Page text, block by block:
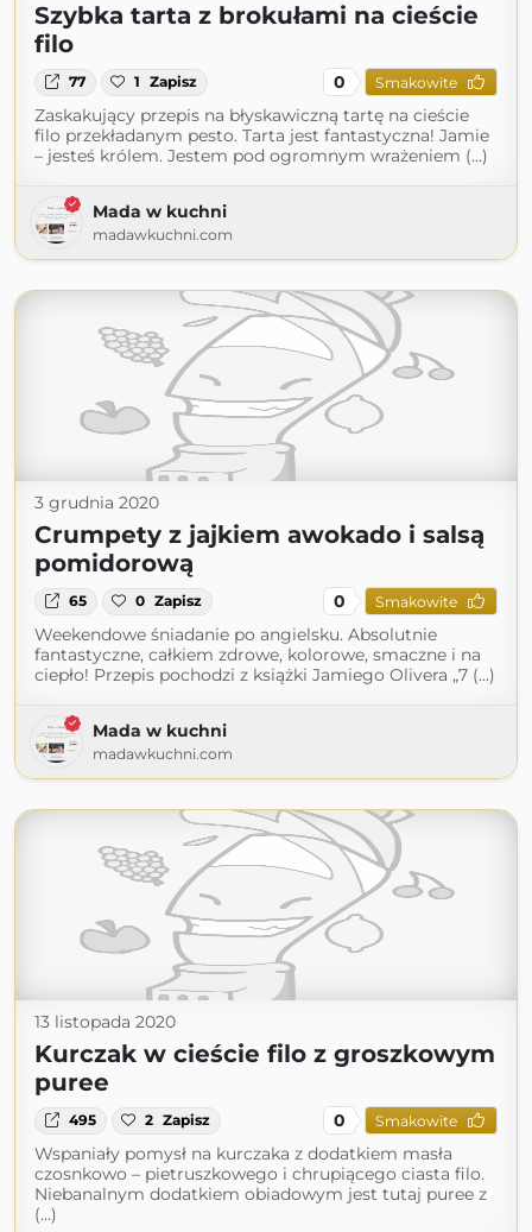
Szybka tarta z brokułami na cieście
filo
77 1 Zapisz 0 Smakowite
Zaskakujący przepis na błyskawiczną tartę na cieście
filo przekładanym pesto. Tarta jest fantastyczna! Jamie
– jesteś królem. Jestem pod ogromnym wrażeniem (...)
Mada w kuchni
madawkuchni.com
3 grudnia 2020
Crumpety z jajkiem awokado i salsą
pomidorową
65 0 Zapisz 0 Smakowite
Weekendowe śniadanie po angielsku. Absolutnie
fantastyczne, całkiem zdrowe, kolorowe, smaczne i na
ciepło! Przepis pochodzi z książki Jamiego Olivera „7 (...)
Mada w kuchni
madawkuchni.com
13 listopada 2020
Kurczak w cieście filo z groszkowym
puree
495 2 Zapisz 0 Smakowite
Wspaniały pomysł na kurczaka z dodatkiem masła
czosnkowo – pietruszkowego i chrupiącego ciasta filo.
Niebanalnym dodatkiem obiadowym jest tutaj puree z
(...)